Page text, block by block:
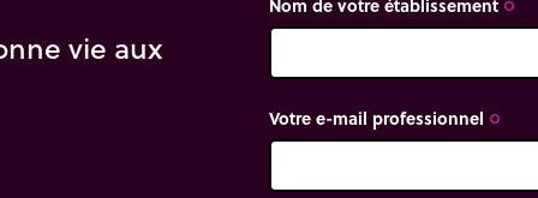
à la même
vie aux
Nom de votre établissement trip_origin
Votre e-mail professionnel trip_origin